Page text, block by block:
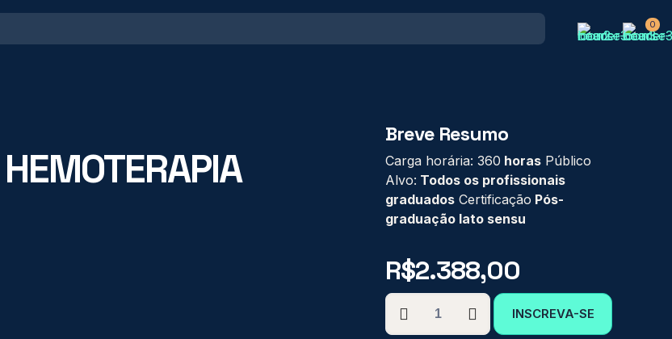
0
Breve Resumo
Carga horária: 360 horas Público
Alvo: Todos os profissionais
graduados Certificação Pós-
graduação lato sensu
R$2.388,00
PÓS-
GRADUAÇÃO
INSCREVA-SE